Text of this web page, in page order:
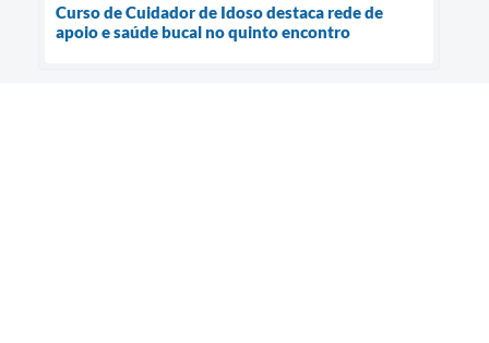
Curso de Cuidador de Idoso destaca rede de
apoio e saúde bucal no quinto encontro